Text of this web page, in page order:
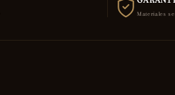
Materiales